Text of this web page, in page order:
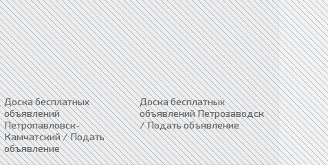
Доска бесплатных
объявлений
Петропавловск-
Камчатский / Подать
объявление
Доска бесплатных
объявлений Петрозаводск
/ Подать объявление